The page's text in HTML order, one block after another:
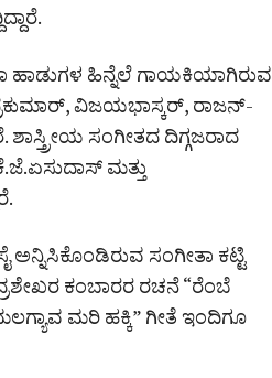
ಹಾಡುಗಳ ಹಿನ್ನೆಲೆ ಗಾಯಕಿಯಾಗಿರುವ
ವಿಜಯಭಾಸ್ಕರ್, ರಾಜನ್-
ಸಂಗೀತದ ದಿಗ್ಗಜರಾದ
ಮತ್ತು
ಅನ್ನಿಸಿಕೊಂಡಿರುವ ಸಂಗೀತಾ ಕಟ್ಟಿ
ಕಂಬಾರರ ರಚನೆ “ರೆಂಬೆ
ಮರಿ ಹಕ್ಕಿ” ಗೀತೆ ಇಂದಿಗೂ